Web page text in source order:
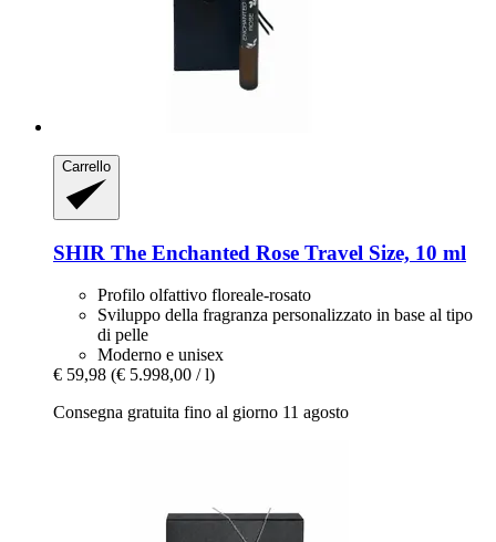
Carrello
SHIR The Enchanted Rose Travel Size, 10 ml
Profilo olfattivo floreale-rosato
Sviluppo della fragranza personalizzato in base al tipo
di pelle
Moderno e unisex
€ 59,98 (€ 5.998,00 / l)
Consegna gratuita fino al giorno 11 agosto